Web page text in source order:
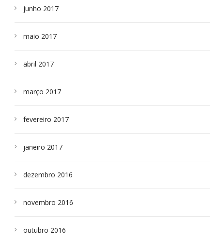
junho 2017
maio 2017
abril 2017
março 2017
fevereiro 2017
janeiro 2017
dezembro 2016
novembro 2016
outubro 2016